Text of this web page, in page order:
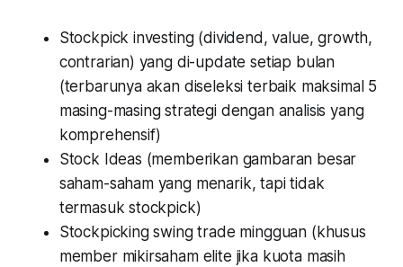
Stockpick investing (dividend, value, growth,
contrarian) yang di-update setiap bulan
(terbarunya akan diseleksi terbaik maksimal 5
masing-masing strategi dengan analisis yang
komprehensif)
Stock Ideas (memberikan gambaran besar
saham-saham yang menarik, tapi tidak
termasuk stockpick)
Stockpicking swing trade mingguan (khusus
member mikirsaham elite jika kuota masih